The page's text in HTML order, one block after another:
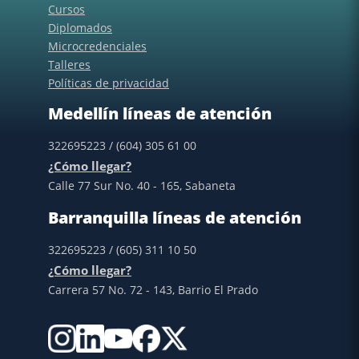
Cursos
Diplomados
Microcredenciales
Talleres
Políticas de privacidad
Medellín líneas de atención
322695223 / (604) 305 61 00
¿Cómo llegar?
Calle 77 Sur No. 40 - 165, Sabaneta
Barranquilla líneas de atención
322695223 / (605) 311 10 50
¿Cómo llegar?
Carrera 57 No. 72 - 143, Barrio El Prado